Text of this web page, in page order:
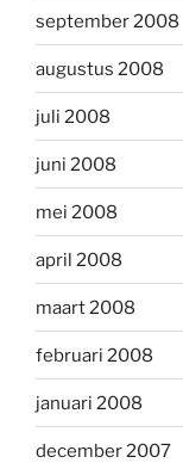
september 2008
augustus 2008
juli 2008
juni 2008
mei 2008
april 2008
maart 2008
februari 2008
januari 2008
december 2007